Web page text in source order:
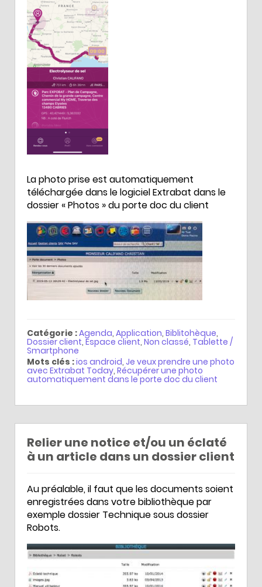
La photo prise est automatiquement
téléchargée dans le logiciel Extrabat dans le
dossier « Photos » du porte doc du client
Catégorie :Agenda, Application, Biblitohèque,
Dossier client, Espace client, Non classé, Tablette /
Smartphone
Mots clés :ios android, Je veux prendre une photo
avec Extrabat Today, Récupérer une photo
automatiquement dans le porte doc du client
Relier une notice et/ou un éclaté
à un article dans un dossier client
Au préalable, il faut que les documents soient
enregistrées dans votre bibliothèque par
exemple dossier Technique sous dossier
Robots.